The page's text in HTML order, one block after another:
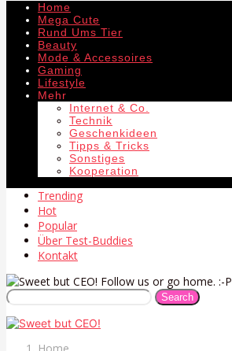
Home
Mega Cute
Rund Ums Tier
Beauty
Mode & Accessoires
Gaming
Lifestyle
Mehr
Internet & Co.
Technik
Geschenkideen
Tipps & Tricks
Sonstiges
Kooperation
Trending
Hot
Popular
Über Test-Buddies
Kontakt
Follow us or go home. :-P
Search